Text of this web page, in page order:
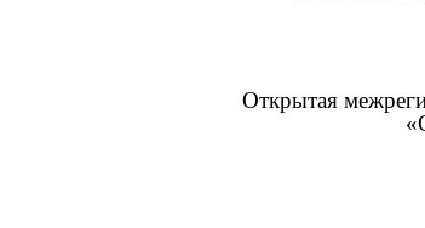
Открытая